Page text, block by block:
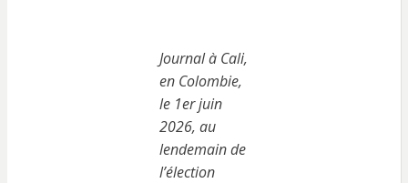
Journal à Cali,
en Colombie,
le 1er juin
2026, au
lendemain de
l’élection